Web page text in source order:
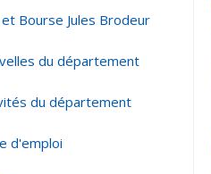
Bourse Jules Brodeur
du département
du département
d'emploi